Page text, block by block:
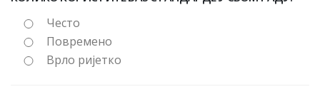
Често
Повремено
Врло ријетко